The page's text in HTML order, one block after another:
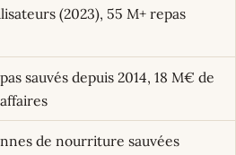
(2023), 55 M+ repas
sauvés depuis 2014, 18 M€ de
de nourriture sauvées